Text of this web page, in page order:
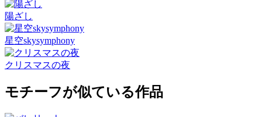
陽ざし
星空skysymphony
クリスマスの夜
モチーフが似ている作品